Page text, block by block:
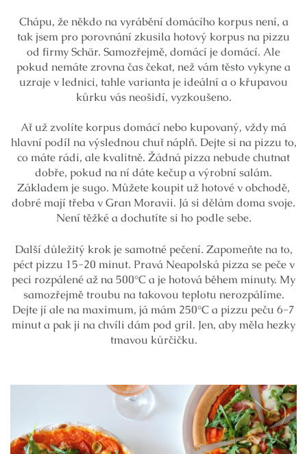
Chápu, že někdo na vyrábění domácího korpus není, a
tak jsem pro porovnání zkusila hotový korpus na pizzu
od firmy Schär. Samozřejmě, domácí je domácí. Ale
pokud nemáte zrovna čas čekat, než vám těsto vykyne a
uzraje v lednici, tahle varianta je ideální a o křupavou
kůrku vás neošidí, vyzkoušeno.
Ať už zvolíte korpus domácí nebo kupovaný, vždy má
hlavní podíl na výslednou chuť náplň. Dejte si na pizzu to,
co máte rádi, ale kvalitně. Žádná pizza nebude chutnat
dobře, pokud na ní dáte kečup a výrobní salám.
Základem je sugo. Můžete koupit už hotové v obchodě,
dobré mají třeba v Gran Moravii. Já si dělám doma svoje.
Není těžké a dochutíte si ho podle sebe.
Další důležitý krok je samotné pečení. Zapomeňte na to,
péct pizzu 15-20 minut. Pravá Neapolská pizza se peče v
peci rozpálené až na 500°C a je hotová během minuty. My
samozřejmě troubu na takovou teplotu nerozpálíme.
Dejte jí ale na maximum, já mám 250°C a pizzu peču 6-7
minut a pak ji na chvíli dám pod gril. Jen, aby měla hezky
tmavou kůrčičku.